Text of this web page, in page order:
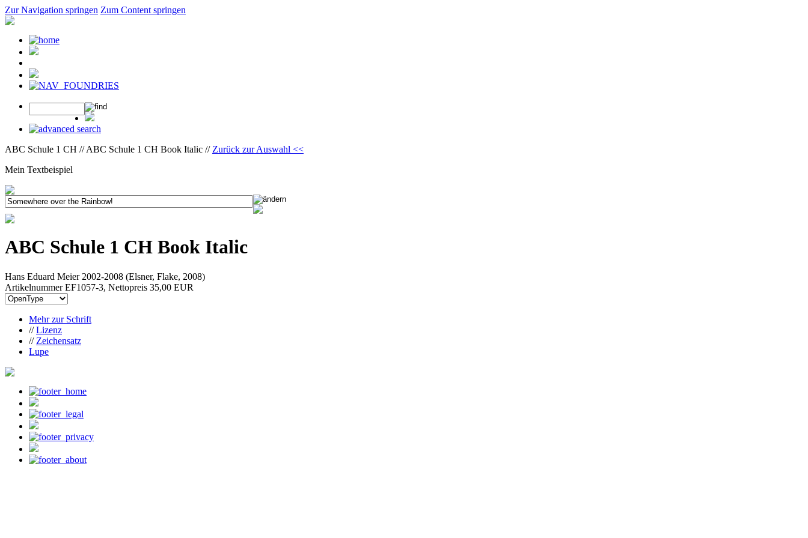
Zur Navigation springen Zum Content springen
ABC Schule 1 CH // ABC Schule 1 CH Book Italic // Zurück zur Auswahl <<
Mein Textbeispiel
ABC Schule 1 CH Book Italic
Hans Eduard Meier 2002-2008 (Elsner, Flake, 2008)
Artikelnummer EF1057-3, Nettopreis 35,00 EUR
Mehr zur Schrift
//Lizenz
// Zeichensatz
Lupe